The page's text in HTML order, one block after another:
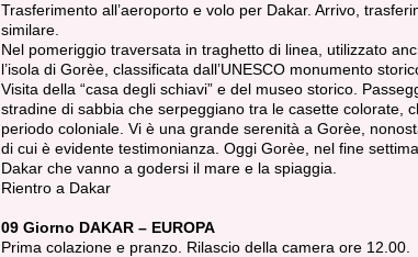
Trasferimento all’aeroporto e volo per Dakar. Arrivo,
similare.
Nel pomeriggio traversata in traghetto di linea, utilizzato
l’isola di Gorèe, classificata dall’UNESCO monumento
Visita della “casa degli schiavi” e del museo storico.
stradine di sabbia che serpeggiano tra le casette colorate,
periodo coloniale. Vi è una grande serenità a Gorèe,
di cui è evidente testimonianza. Oggi Gorèe, nel fine
Dakar che vanno a godersi il mare e la spiaggia.
Rientro a Dakar
09 Giorno DAKAR – EUROPA
Prima colazione e pranzo. Rilascio della camera ore 12.00.